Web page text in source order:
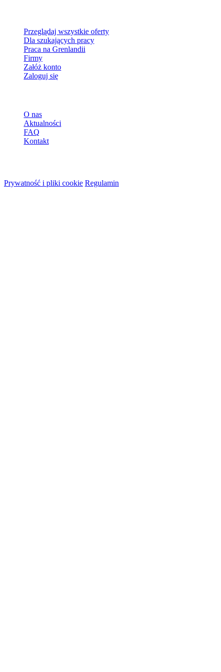
Przeglądaj wszystkie oferty
Dla szukających pracy
Praca na Grenlandii
Firmy
Załóż konto
Zaloguj się
O nas
Aktualności
FAQ
Kontakt
Prywatność i pliki cookie Regulamin